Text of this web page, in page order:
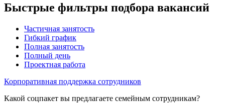
Быстрые фильтры подбора вакансий
Частичная занятость
Гибкий график
Полная занятость
Полный день
Проектная работа
Корпоративная поддержка сотрудников
Какой соцпакет вы предлагаете семейным сотрудникам?